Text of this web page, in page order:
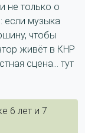
не только о
если музыка
чтобы
живёт в КНР
сцена... тут
6 лет и 7